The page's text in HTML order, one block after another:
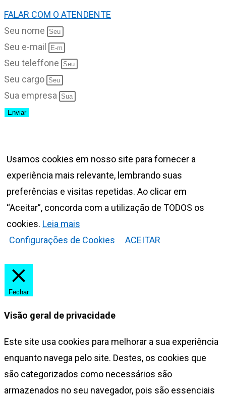
FALAR COM O ATENDENTE
Seu nome
Seu e-mail
Seu teleffone
Seu cargo
Sua empresa
Enviar
Usamos cookies em nosso site para fornecer a
experiência mais relevante, lembrando suas
preferências e visitas repetidas. Ao clicar em
“Aceitar”, concorda com a utilização de TODOS os
cookies. Leia mais
Configurações de Cookies
ACEITAR
Fechar
Visão geral de privacidade
Este site usa cookies para melhorar a sua experiência
enquanto navega pelo site. Destes, os cookies que
são categorizados como necessários são
armazenados no seu navegador, pois são essenciais